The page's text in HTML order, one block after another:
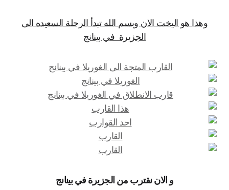
وهذا هو اليخت الان وبسم الله تبدأ الرحلة السعيده الى
الجزيرة في بينانج
و الان نقترب من الجزيرة في بينانج